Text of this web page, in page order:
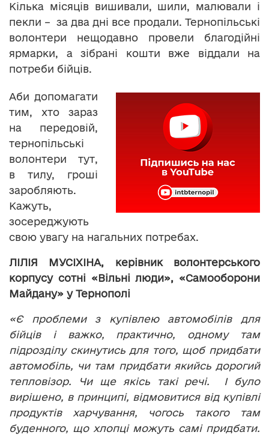
Кілька місяців вишивали, шили, малювали і
пекли – за два дні все продали. Тернопільські
волонтери нещодавно провели благодійні
ярмарки, а зібрані кошти вже віддали на
потреби бійців.
Аби допомагати
тим, хто зараз
на передовій,
тернопільські
волонтери тут,
в тилу, гроші
заробляють.
Кажуть,
зосереджують
свою увагу на нагальних потребах.
ЛІЛІЯ МУСІХІНА, керівник волонтерського
корпусу сотні «Вільні люди», «Самооборони
Майдану» у Тернополі
«Є проблеми з купівлею автомобілів для
бійців і важко, практично, одному там
підрозділу скинутись для того, щоб придбати
автомобіль, чи там придбати якийсь дорогий
тепловізор. Чи ще якісь такі речі. І було
вирішено, в принципі, відмовитися від купівлі
продуктів харчування, чогось такого там
буденного, що хлопці можуть самі придбати.